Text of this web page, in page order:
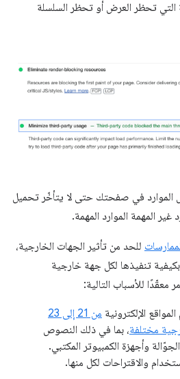
التي تحظر العرض أو تحظر السلسلة
الموارد في صفحتك حتى لا يتأخّر تحميل
غير المهمة الموارد المهمة.
للحد من تأثير الجهات الخارجية،
تنفيذها لكل جهة خارجية
معقّدًا للأسباب التالية:
الإلكترونية
من 21 إلى 23
مختلفة، بما في ذلك النصوص
وأجهزة الكمبيوتر المكتبي.
والاقتراحات لكل منها.